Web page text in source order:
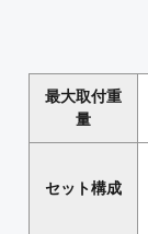
最大取付重
量
セット構成